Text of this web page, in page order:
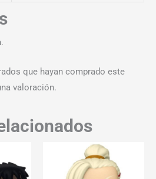
que hayan comprado este
valoración.